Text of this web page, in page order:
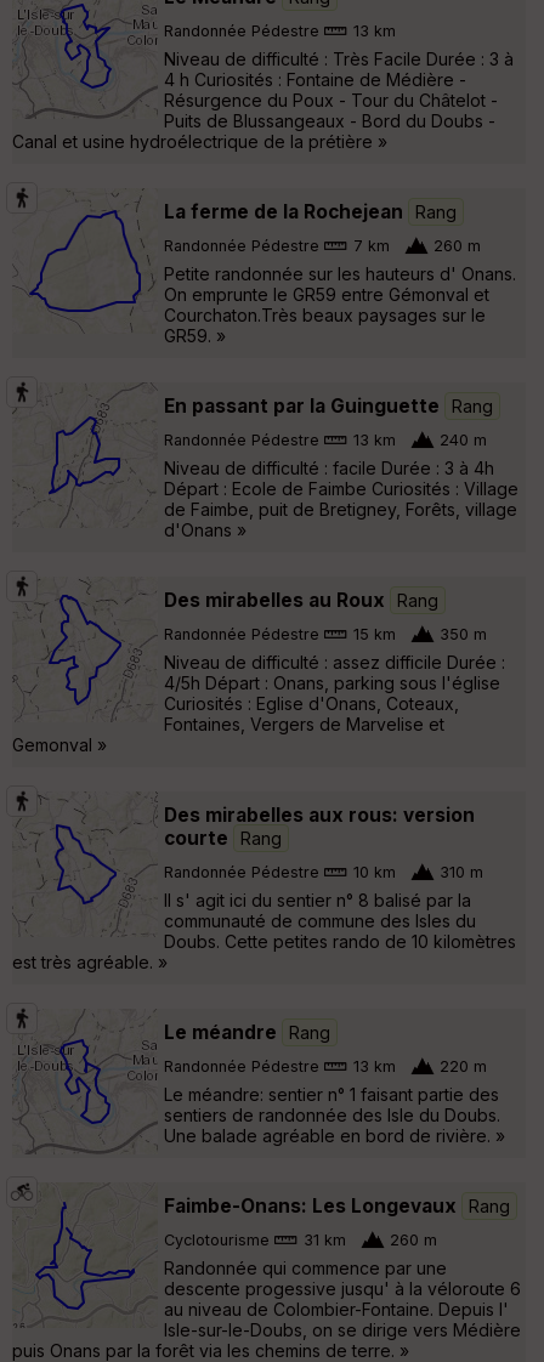
Randonnée Pédestre 13 km
Niveau de difficulté : Très Facile Durée : 3 à
4 h Curiosités : Fontaine de Médière -
Résurgence du Poux - Tour du Châtelot -
Puits de Blussangeaux - Bord du Doubs -
Canal et usine hydroélectrique de la prétière »
La ferme de la Rochejean Rang
Randonnée Pédestre 7 km 260 m
Petite randonnée sur les hauteurs d' Onans.
On emprunte le GR59 entre Gémonval et
Courchaton.Très beaux paysages sur le
GR59. »
En passant par la Guinguette Rang
Randonnée Pédestre 13 km 240 m
Niveau de difficulté : facile Durée : 3 à 4h
Départ : Ecole de Faimbe Curiosités : Village
de Faimbe, puit de Bretigney, Forêts, village
d'Onans »
Des mirabelles au Roux Rang
Randonnée Pédestre 15 km 350 m
Niveau de difficulté : assez difficile Durée :
4/5h Départ : Onans, parking sous l'église
Curiosités : Eglise d'Onans, Coteaux,
Fontaines, Vergers de Marvelise et
Gemonval »
Des mirabelles aux rous: version
courte
Rang
Randonnée Pédestre 10 km 310 m
Il s' agit ici du sentier n° 8 balisé par la
communauté de commune des Isles du
Doubs. Cette petites rando de 10 kilomètres
est très agréable. »
Le méandre Rang
Randonnée Pédestre 13 km 220 m
Le méandre: sentier n° 1 faisant partie des
sentiers de randonnée des Isle du Doubs.
Une balade agréable en bord de rivière. »
Faimbe-Onans: Les Longevaux Rang
Cyclotourisme 31 km 260 m
Randonnée qui commence par une
descente progessive jusqu' à la véloroute 6
au niveau de Colombier-Fontaine. Depuis l'
Isle-sur-le-Doubs, on se dirige vers Médière
puis Onans par la forêt via les chemins de terre. »